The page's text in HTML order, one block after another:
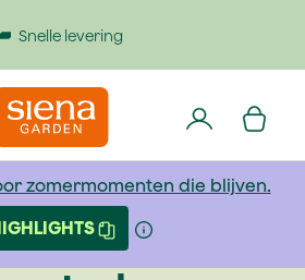
Snelle levering
zomermomenten die blijven.